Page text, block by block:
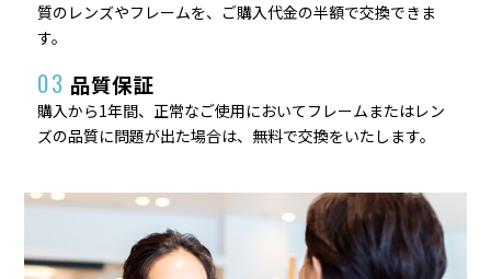
質のレンズやフレームを、ご購入代金の半額で交換できま
す。
03 品質保証
購入から1年間、正常なご使用においてフレームまたはレン
ズの品質に問題が出た場合は、無料で交換をいたします。